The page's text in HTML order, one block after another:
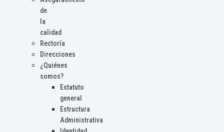
de
la
calidad
Rectoría
Direcciones
¿Quiénes
somos?
Estatuto
general
Estructura
Administrativa